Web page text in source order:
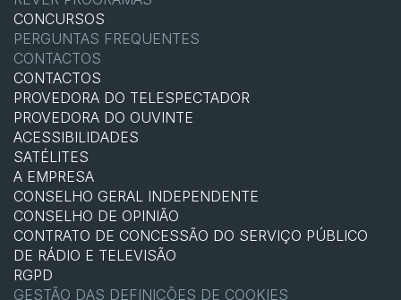
CONCURSOS
PERGUNTAS FREQUENTES
CONTACTOS
CONTACTOS
PROVEDORA DO TELESPECTADOR
PROVEDORA DO OUVINTE
ACESSIBILIDADES
SATÉLITES
A EMPRESA
CONSELHO GERAL INDEPENDENTE
CONSELHO DE OPINIÃO
CONTRATO DE CONCESSÃO DO SERVIÇO PÚBLICO
DE RÁDIO E TELEVISÃO
RGPD
GESTÃO DAS DEFINIÇÕES DE COOKIES